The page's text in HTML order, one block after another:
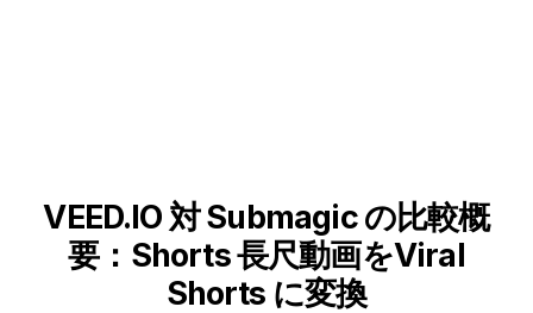
VEED.IO 対 Submagic の比較概
要：Shorts 長尺動画をViral
Shorts に変換